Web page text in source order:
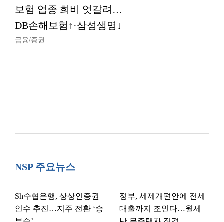
보험 업종 희비 엇갈려…
DB손해보험↑·삼성생명↓
금융/증권
NSP 주요뉴스
Sh수협은행, 상상인증권
인수 추진…지주 전환 ‘승
정부, 세제개편안에 전세
대출까지 조인다…월세